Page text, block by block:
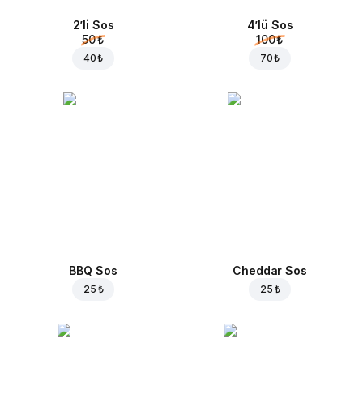
2’li Sos
50 ₺
40 ₺
4’lü Sos
100 ₺
70 ₺
BBQ Sos
25 ₺
Cheddar Sos
25 ₺